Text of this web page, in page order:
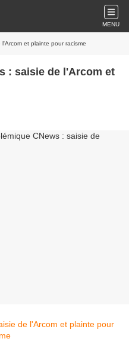
MENU
et plainte pour racisme
: saisie de l'Arcom et